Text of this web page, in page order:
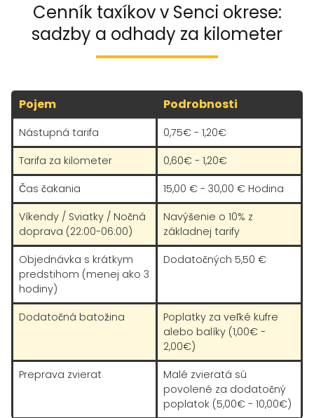
Cenník taxíkov v Senci okrese:
sadzby a odhady za kilometer
Pojem Podrobnosti
Nástupná tarifa
0,75€ - 1,20€
Tarifa za kilometer
0,60€ - 1,20€
Čas čakania
15,00 € - 30,00 € Hodina
Víkendy / Sviatky / Nočná
doprava (22:00-06:00)
Navýšenie o 10% z
základnej tarify
Objednávka s krátkym
predstihom (menej ako 3
hodiny)
Dodatočných 5,50 €
Dodatočná batožina
Poplatky za veľké kufre
alebo balíky (1,00€ -
2,00€)
Preprava zvierat
Malé zvieratá sú
povolené za dodatočný
poplatok (5,00€ - 10,00€)